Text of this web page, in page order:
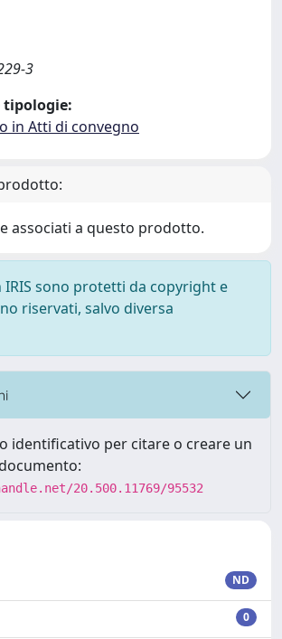
3
tipologie:
in Atti di convegno
associati a questo prodotto.
sono protetti da copyright e
riservati, salvo diversa
identificativo per citare o creare un
20.500.11769/95532
ND
0